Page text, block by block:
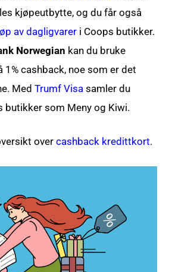
kjøpeutbytte, og du får også
av dagligvarer i Coops butikker.
Norwegian kan du bruke
1% cashback, noe som er det
MedTrumf Visa samler du
butikker som Meny og Kiwi.
overcashback kredittkort.